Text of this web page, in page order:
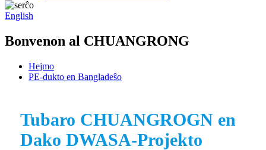
English
Bonvenon al CHUANGRONG
Hejmo
PE-dukto en Bangladeŝo
Tubaro CHUANGROGN en
Dako DWASA-Projekto